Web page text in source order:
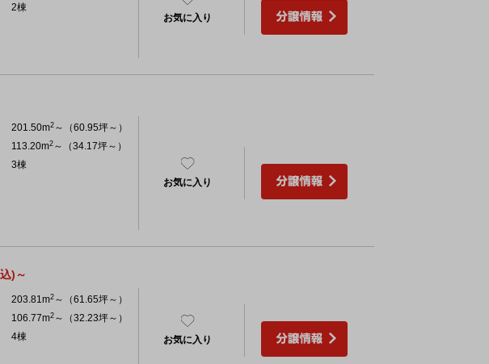
2棟
お気に入り
201.50m2 ～（60.95坪～）
113.20m2 ～（34.17坪～）
3棟
お気に入り
)～
203.81m2 ～（61.65坪～）
106.77m2 ～（32.23坪～）
4棟 お気に入り